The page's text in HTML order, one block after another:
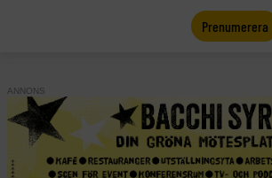
Prenumerera
ANNONS